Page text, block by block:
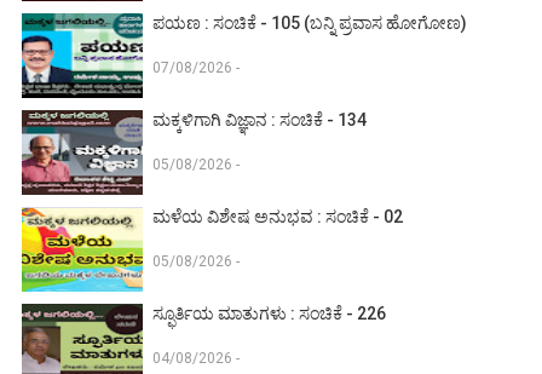
ಪಯಣ : ಸಂಚಿಕೆ - 105 (ಬನ್ನಿ ಪ್ರವಾಸ ಹೋಗೋಣ)
07/08/2026 -
ಮಕ್ಕಳಿಗಾಗಿ ವಿಜ್ಞಾನ : ಸಂಚಿಕೆ - 134
05/08/2026 -
ಮಳೆಯ ವಿಶೇಷ ಅನುಭವ : ಸಂಚಿಕೆ - 02
05/08/2026 -
ಸ್ಫೂರ್ತಿಯ ಮಾತುಗಳು : ಸಂಚಿಕೆ - 226
04/08/2026 -